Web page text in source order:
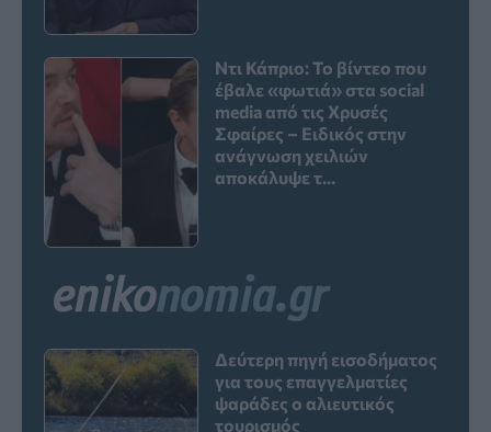
Ντι Κάπριο: Το βίντεο που
έβαλε «φωτιά» στα social
media από τις Χρυσές
Σφαίρες – Ειδικός στην
ανάγνωση χειλιών
αποκάλυψε τ...
Δεύτερη πηγή εισοδήματος
για τους επαγγελματίες
ψαράδες ο αλιευτικός
τουρισμός